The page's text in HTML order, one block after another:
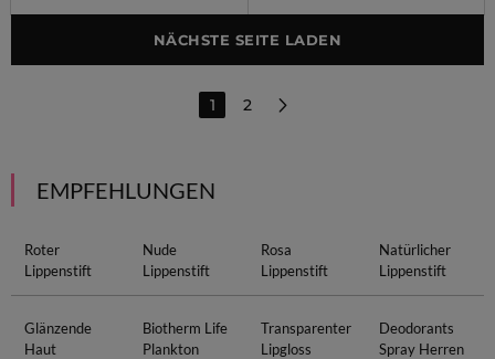
NÄCHSTE SEITE LADEN
1 2
EMPFEHLUNGEN
Roter
Lippenstift
Nude
Lippenstift
Rosa
Lippenstift
Natürlicher
Lippenstift
Glänzende
Haut
Biotherm Life
Plankton
Transparenter
Lipgloss
Deodorants
Spray Herren